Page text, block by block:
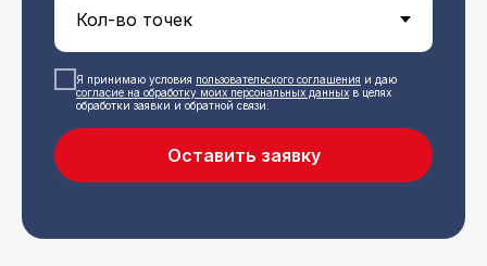
Я принимаю условия пользовательского соглашения и даю
согласие на обработку моих персональных данных в целях
обработки заявки и обратной связи.
Оставить заявку